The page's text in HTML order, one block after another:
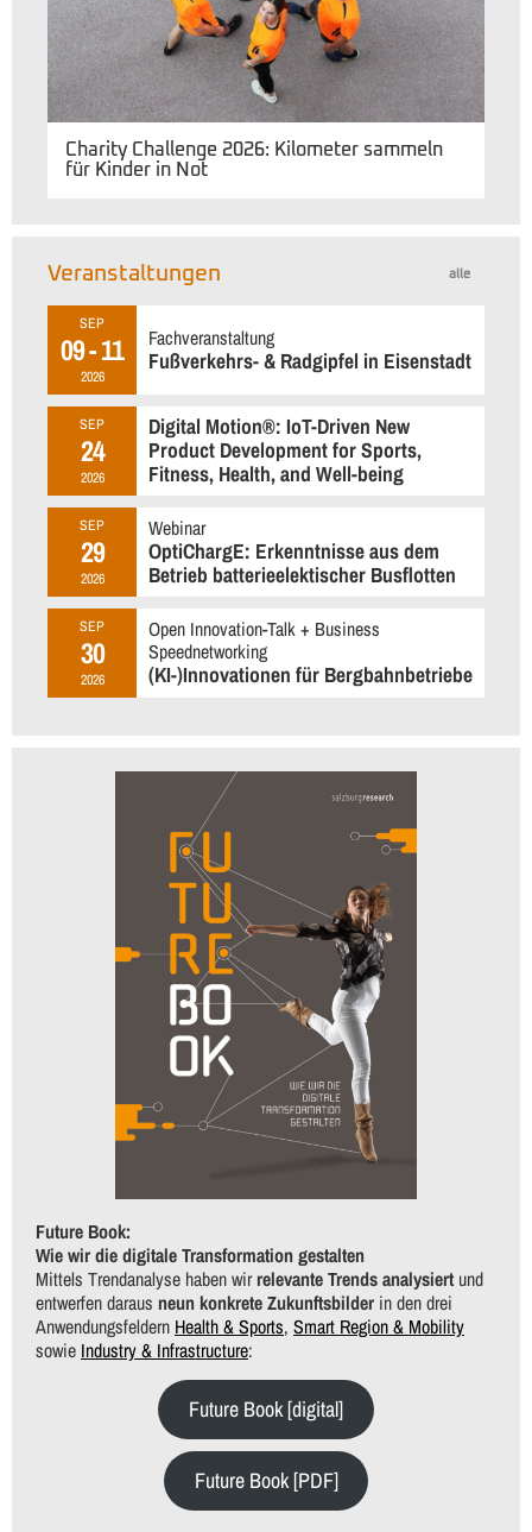
Charity Challenge 2026: Kilometer sammeln
für Kinder in Not
alle
Veranstaltungen
SEP
09 - 11
2026
Fachveranstaltung
Fußverkehrs- & Radgipfel in Eisenstadt
SEP
24
2026
Digital Motion®: IoT-Driven New
Product Development for Sports,
Fitness, Health, and Well-being
SEP
29
2026
Webinar
OptiChargE: Erkenntnisse aus dem
Betrieb batterieelektischer Busflotten
SEP
30
2026
Open Innovation-Talk + Business
Speednetworking
(KI-)Innovationen für Bergbahnbetriebe
Future Book:
Wie wir die digitale Transformation gestalten
Mittels Trendanalyse haben wirrelevante Trends analysiertund
entwerfen daraus neun konkrete Zukunftsbilder in den drei
Anwendungsfeldern Health & Sports, Smart Region & Mobility
sowie Industry & Infrastructure:
Future Book [digital]
Future Book [PDF]